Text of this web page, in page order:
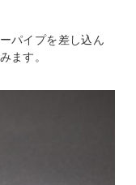
パイプを差し込ん
ます。